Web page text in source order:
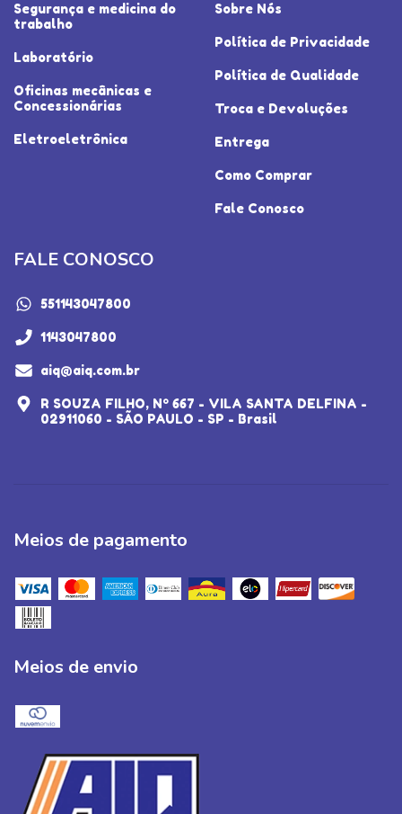
Segurança e medicina do
trabalho
Laboratório
Oficinas mecânicas e
Concessionárias
Eletroeletrônica
Sobre Nós
Política de Privacidade
Política de Qualidade
Troca e Devoluções
Entrega
Como Comprar
Fale Conosco
FALE CONOSCO
551143047800
1143047800
aiq@aiq.com.br
R SOUZA FILHO, Nº 667 - VILA SANTA DELFINA -
02911060 - SÃO PAULO - SP - Brasil
Meios de pagamento
Meios de envio